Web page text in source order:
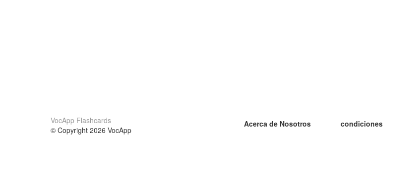
VocApp Flashcards
© Copyright 2026 VocApp
Acerca de Nosotros
condiciones